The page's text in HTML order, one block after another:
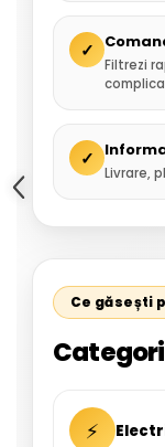
✓
Filtrezi
✓
Livrare,
Ce găsești
⚡